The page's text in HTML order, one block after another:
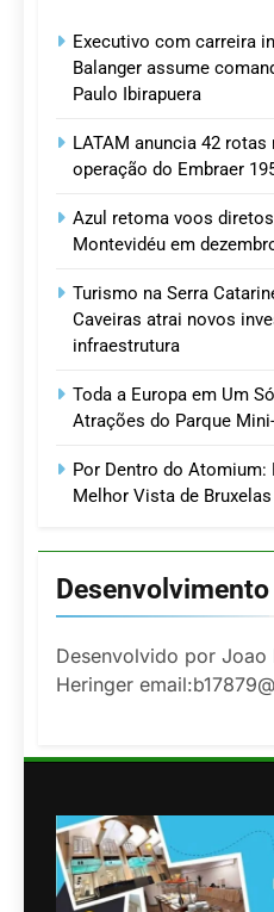
Executivo com carreira
Balanger assume
Paulo Ibirapuera
LATAM anuncia 42
operação do Embraer
Azul retoma voos
Montevidéu em
Turismo na Serra
Caveiras atrai novos
infraestrutura
Toda a Europa em Um
Atrações do Parque
Por Dentro do Atomium:
Melhor Vista de Bruxelas
Desenvolvimento
Desenvolvido por Joao
Heringer